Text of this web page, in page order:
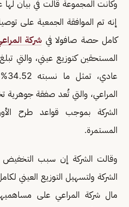
وكانت المجموعة قالت في بيان
إنه تم الموافقة الجمعية على
كامل حصة صافولا في شركة
المراعي، والتي تُعد صفقة
الشركة بموجب قواعد طرح
المستمرة.
وقالت الشركة إن سبب التخفيض
الشركة ولتسهيل التوزيع العيني
مال شركة المراعي على